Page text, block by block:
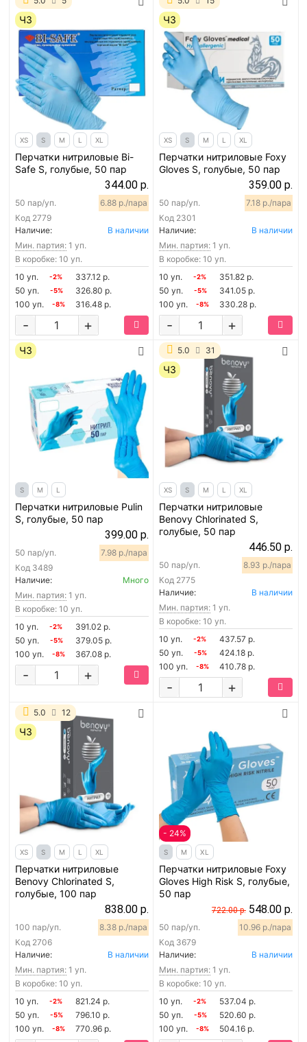
ЧЗ
XS S M L XL
Перчатки нитриловые Bi-
Safe S, голубые, 50 пар
344.00 р.
Код 2779
50 пар/уп. 6.88 р./пара
Наличие:
В наличии
Мин. партия: 1 уп.
В коробке: 10 уп.
10 уп.
-2%
337.12 р.
50 уп.
-5%
326.80 р.
100 уп.
-8% 316.48 р.
+
-
ЧЗ
XS S M L XL
Перчатки нитриловые Foxy
Gloves S, голубые, 50 пар
359.00 р.
Код 2301
50 пар/уп. 7.18 р./пара
Наличие:
В наличии
Мин. партия: 1 уп.
В коробке: 10 уп.
10 уп.
-2%
351.82 р.
50 уп.
-5%
341.05 р.
100 уп.
-8% 330.28 р.
+
-
ЧЗ
S M L
Перчатки нитриловые Pulin
S, голубые, 50 пар
399.00 р.
Код 3489
50 пар/уп. 7.98 р./пара
Наличие:
Много
Мин. партия: 1 уп.
В коробке: 10 уп.
10 уп.
-2%
391.02 р.
50 уп.
-5%
379.05 р.
100 уп.
-8% 367.08 р.
+
-
5.0 31
ЧЗ
XS S M L XL
Перчатки нитриловые
Benovy Chlorinated S,
голубые, 50 пар
446.50 р.
Код 2775
50 пар/уп. 8.93 р./пара
Наличие:
В наличии
Мин. партия: 1 уп.
В коробке: 10 уп.
10 уп.
-2%
437.57 р.
50 уп.
-5%
424.18 р.
100 уп.
-8% 410.78 р.
+
-
5.0 12
ЧЗ
XS S M L XL
Перчатки нитриловые
Benovy Chlorinated S,
голубые, 100 пар
838.00 р.
Код 2706
100 пар/уп. 8.38 р./пара
Наличие:
В наличии
Мин. партия: 1 уп.
В коробке: 10 уп.
10 уп.
-2%
821.24 р.
50 уп.
-5%
796.10 р.
100 уп.
-8% 770.96 р.
- 24%
S M XL
Перчатки нитриловые Foxy
Gloves High Risk S, голубые,
50 пар
722.00 р. 548.00 р.
Код 3679
50 пар/уп. 10.96 р./пара
Наличие:
В наличии
Мин. партия: 1 уп.
В коробке: 10 уп.
10 уп.
-2%
537.04 р.
50 уп.
-5%
520.60 р.
100 уп.
-8% 504.16 р.